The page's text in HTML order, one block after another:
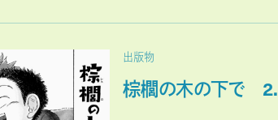
出版物
棕櫚の木の下で 2.